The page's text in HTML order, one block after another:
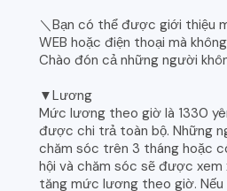
＼Bạn có thể được giới thiệu
WEB hoặc điện thoại mà
Chào đón cả những người
▼Lương
Mức lương theo giờ là 1330
được chi trả toàn bộ. Những
chăm sóc trên 3 tháng hoặc
hội và chăm sóc sẽ được
tăng mức lương theo giờ.